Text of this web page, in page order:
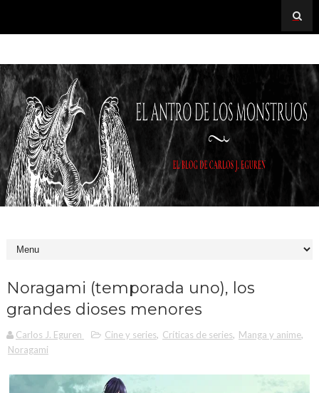
Noragami (temporada uno), los
grandes dioses menores
Carlos J. Eguren Cine y series, Críticas de series, Manga y anime,
Noragami